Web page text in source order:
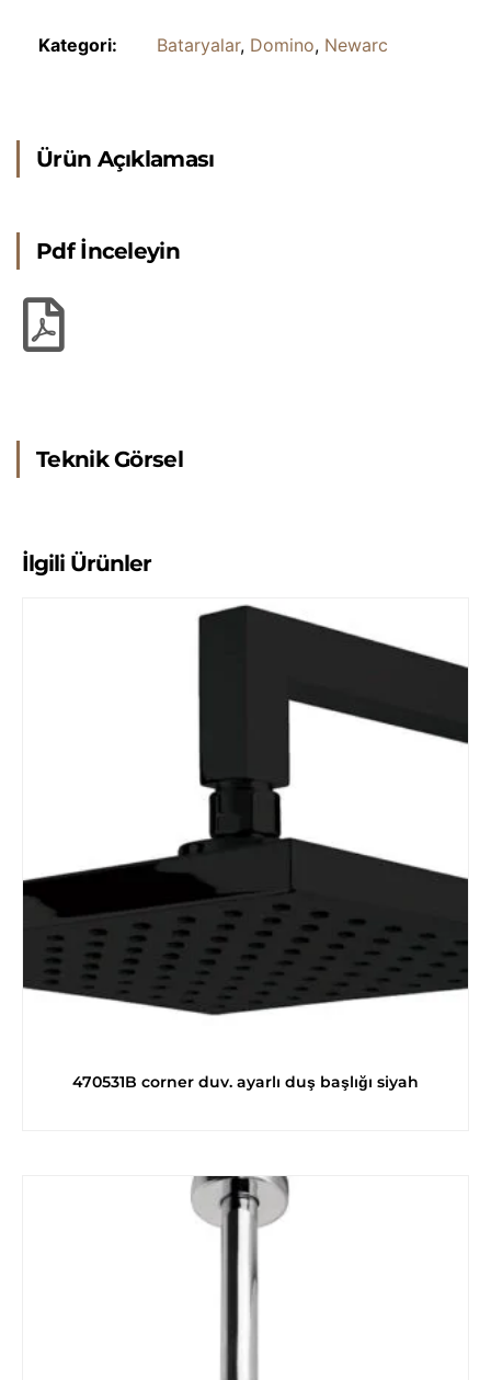
Kategori: Bataryalar, Domino, Newarc
Ürün Açıklaması
Pdf İnceleyin
Teknik Görsel
İlgili Ürünler
470531B corner duv. ayarlı duş başlığı siyah